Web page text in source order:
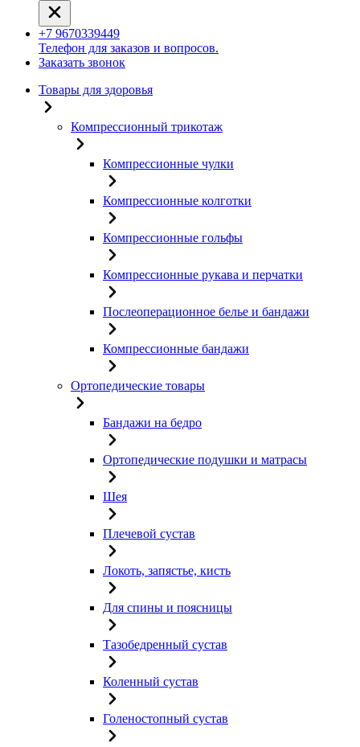
+7 9670339449
Телефон для заказов и вопросов.
Заказать звонок
Товары для здоровья
Компрессионный трикотаж
Компрессионные чулки
Компрессионные колготки
Компрессионные гольфы
Компрессионные рукава и перчатки
Послеоперационное белье и бандажи
Компрессионные бандажи
Ортопедические товары
Бандажи на бедро
Ортопедические подушки и матрасы
Шея
Плечевой сустав
Локоть, запястье, кисть
Для спины и поясницы
Тазобедренный сустав
Коленный сустав
Голеностопный сустав